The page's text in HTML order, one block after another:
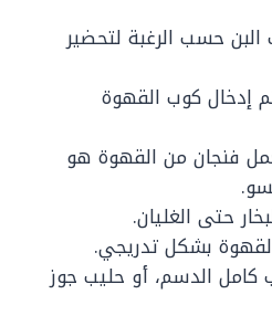
حسب الرغبة لتحضير
إدخال كوب القهوة
فنجان من القهوة هو
حتى الغليان.
بشكل تدريجي.
الدسم، أو حليب جوز